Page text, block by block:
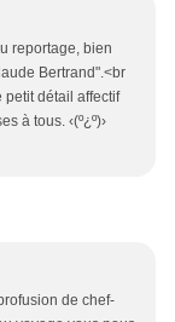
reportage, bien
Bertrand".<br
petit détail affectif
à tous. ‹(º¿º)›
de chef-